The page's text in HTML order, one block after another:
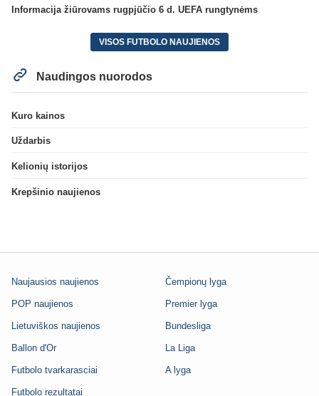
Informacija žiūrovams rugpjūčio 6 d. UEFA rungtynėms
VISOS FUTBOLO NAUJIENOS
Naudingos nuorodos
Kuro kainos
Uždarbis
Kelionių istorijos
Krepšinio naujienos
Naujausios naujienos
POP naujienos
Lietuviškos naujienos
Ballon d'Or
Futbolo tvarkarasciai
Futbolo rezultatai
Čempionų lyga
Premier lyga
Bundesliga
La Liga
A lyga